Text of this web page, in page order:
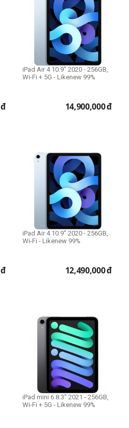
đ
iPad Air 4 10.9" 2020 - 256GB,
Wi-Fi + 5G - Likenew 99%
14,900,000đ
đ
iPad Air 4 10.9" 2020 - 256GB,
Wi-Fi - Likenew 99%
12,490,000đ
iPad mini 6 8.3" 2021 - 256GB,
Wi-Fi + 5G - Likenew 99%